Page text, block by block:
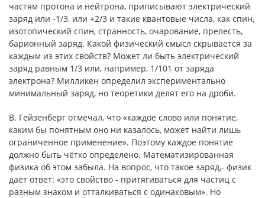
частям протона и нейтрона, приписывают электрический
заряд или -1/3, или +2/3 и такие квантовые числа, как спин,
изотопический спин, странность, очарование, прелесть,
барионный заряд. Какой физический смысл скрывается за
каждым из этих свойств? Может ли быть электрический
заряд равным 1/3 или, например, 1/101 от заряда
электрона? Милликен определил экспериментально
минимальный заряд, но теоретики делят его на дроби.
В. Гейзенберг отмечал, что «каждое слово или понятие,
каким бы понятным оно ни казалось, может найти лишь
ограниченное применение». Поэтому каждое понятие
должно быть чётко определено. Математизированная
физика об этом забыла. На вопрос, что такое заряд,- физик
даёт ответ: «это свойство - притягиваться для частиц с
разным знаком и отталкиваться с одинаковым». Но